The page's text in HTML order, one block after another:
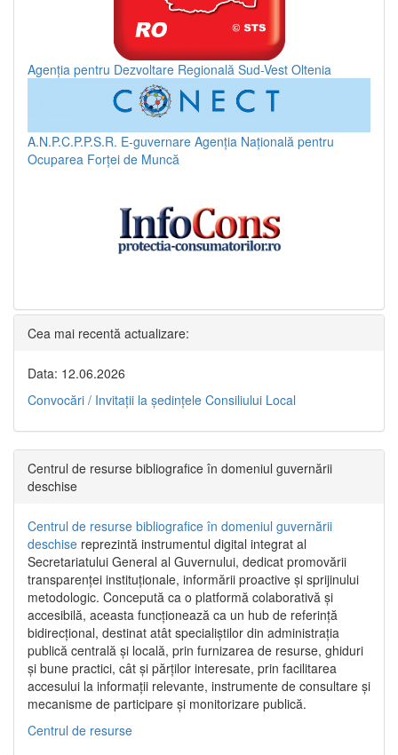
Agenția pentru Dezvoltare Regională Sud-Vest Oltenia
A.N.P.C.P.P.S.R. E-guvernare Agenția Națională pentru
Ocuparea Forței de Muncă
Cea mai recentă actualizare:
Data: 12.06.2026
Convocări / Invitaţii la şedinţele Consiliului Local
Centrul de resurse bibliografice în domeniul guvernării
deschise
Centrul de resurse bibliografice în domeniul guvernării
deschise reprezintă instrumentul digital integrat al
Secretariatului General al Guvernului, dedicat promovării
transparenței instituționale, informării proactive și sprijinului
metodologic. Concepută ca o platformă colaborativă și
accesibilă, aceasta funcționează ca un hub de referință
bidirecțional, destinat atât specialiștilor din administrația
publică centrală și locală, prin furnizarea de resurse, ghiduri
și bune practici, cât și părților interesate, prin facilitarea
accesului la informații relevante, instrumente de consultare și
mecanisme de participare și monitorizare publică.
Centrul de resurse